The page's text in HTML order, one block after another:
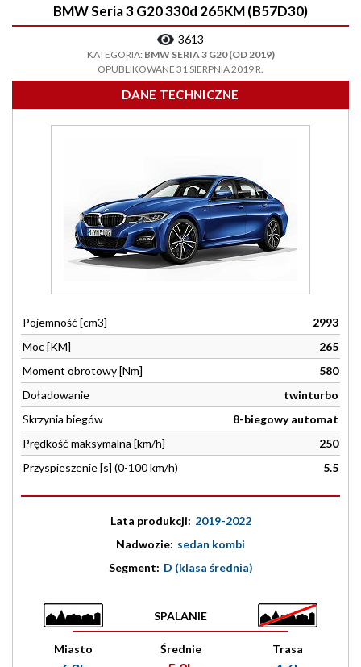
BMW Seria 3 G20 330d 265KM (B57D30)
3613
KATEGORIA: BMW SERIA 3 G20 (OD 2019)
OPUBLIKOWANE 31 SIERPNIA 2019 R.
DANE TECHNICZNE
Pojemność [cm3]
2993
Moc [KM]
265
Moment obrotowy [Nm]
580
Doładowanie
twinturbo
Skrzynia biegów
8-biegowy automat
Prędkość maksymalna [km/h]
250
Przyspieszenie [s] (0-100 km/h)
5.5
Lata produkcji: 2019-2022
Nadwozie: sedan kombi
Segment: D (klasa średnia)
SPALANIE
Miasto Średnie Trasa